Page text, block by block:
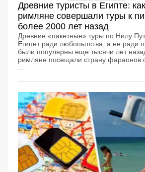
Древние туристы в Египте:
римляне совершали туры к
более 2000 лет назад
Древние «пакетные» туры по Нилу
Египет ради любопытства, а не ради
были популярны еще тысячи лет
римляне посещали страну фараонов
...